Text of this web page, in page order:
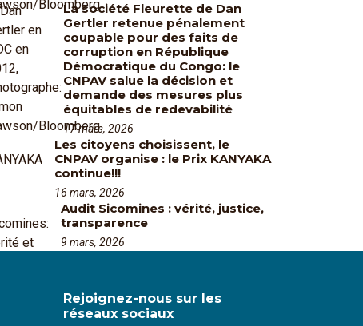
La société Fleurette de Dan
Gertler retenue pénalement
coupable pour des faits de
corruption en République
Démocratique du Congo: le
CNPAV salue la décision et
demande des mesures plus
équitables de redevabilité
17 mars, 2026
Les citoyens choisissent, le
CNPAV organise : le Prix KANYAKA
continue!!!
16 mars, 2026
Audit Sicomines : vérité, justice,
transparence
9 mars, 2026
Rejoignez-nous sur les
réseaux sociaux